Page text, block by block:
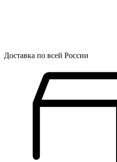
Доставка по всей России